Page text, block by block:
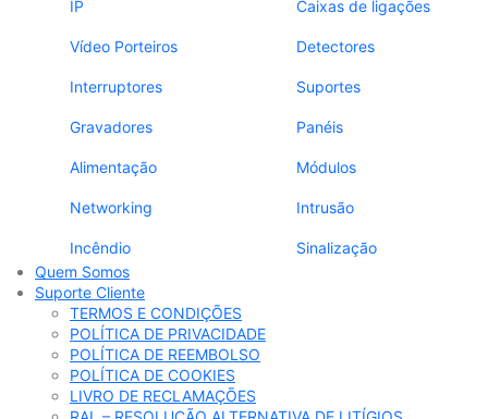
IP Caixas de ligações
Vídeo Porteiros Detectores
Interruptores Suportes
Gravadores Panéis
Alimentação Módulos
Networking Intrusão
Incêndio
Sinalização
Quem Somos
Suporte Cliente
TERMOS E CONDIÇÕES
POLÍTICA DE PRIVACIDADE
POLÍTICA DE REEMBOLSO
POLÍTICA DE COOKIES
LIVRO DE RECLAMAÇÕES